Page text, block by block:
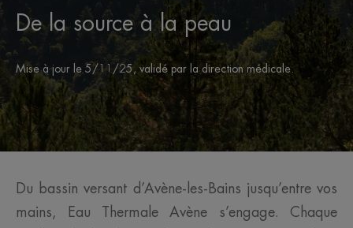
De la source à la peau
Mise à jour le 5/11/25 , validé par la direction médicale
Du bassin versant d’Avène-les-Bains jusqu’entre vos
mains, Eau Thermale Avène s’engage. Chaque